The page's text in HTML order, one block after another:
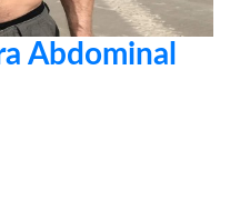
Abdominal